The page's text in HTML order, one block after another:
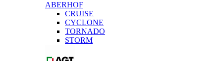
ABERHOF
CRUISE
CYCLONE
TORNADO
STORM